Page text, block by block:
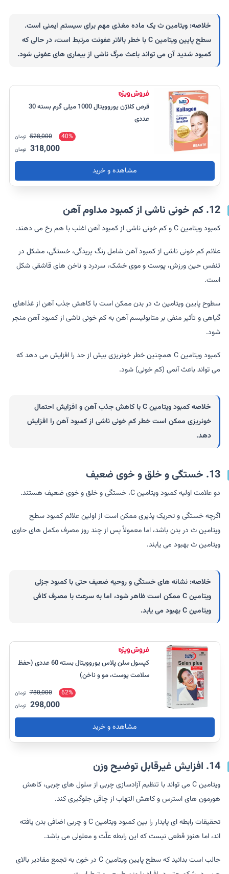
خلاصه: ویتامین ث یک ماده مغذی مهم برای سیستم ایمنی است.
سطح پایین ویتامین C با خطر بالاتر عفونت مرتبط است، در حالی که
کمبود شدید آن می تواند باعث مرگ ناشی از بیماری های عفونی شود.
قرص کلاژن یوروویتال 1000 میلی گرم بسته 30
عددی
40%
528,000 تومان
318,000 تومان
مشاهده و خرید
12. کم خونی ناشی از کمبود مداوم آهن
کمبود ویتامین C و کم خونی ناشی از کمبود آهن اغلب با هم رخ می دهند.
علائم کم خونی ناشی از کمبود آهن شامل رنگ پریدگی، خستگی، مشکل در
تنفس حین ورزش، پوست و موی خشک، سردرد و ناخن های قاشقی شکل
است.
سطوح پایین ویتامین ث در بدن ممکن است با کاهش جذب آهن از غذاهای
گیاهی و تأثیر منفی بر متابولیسم آهن به کم خونی ناشی از کمبود آهن منجر
شود.
کمبود ویتامین C همچنین خطر خونریزی بیش از حد را افزایش می دهد که
می تواند باعث آنمی (کم خونی) شود.
خلاصه
کمبود ویتامین C با کاهش جذب آهن و افزایش احتمال
خونریزی ممکن است خطر کم خونی ناشی از کمبود آهن را افزایش
دهد.
13. خستگی و خلق و خوی ضعیف
دو علامت اولیه کمبود ویتامین C، خستگی و خلق و خوی ضعیف هستند.
اگرچه خستگی و تحریک پذیری ممکن است از اولین علائم کمبود سطح
ویتامین ث در بدن باشد، اما معمولاً پس از چند روز مصرف مکمل های حاوی
ویتامین ث بهبود می یابند.
خلاصه: نشانه های خستگی و روحیه ضعیف حتی با کمبود جزئی
ویتامین C ممکن است ظاهر شود، اما به سرعت با مصرف کافی
ویتامین C بهبود می یابد.
کپسول سلن پلاس یوروویتال بسته 60 عددی (حفظ
سلامت پوست، مو و ناخن)
62%
780,000 تومان
298,000 تومان
مشاهده و خرید
14. افزایش غیرقابل توضیح وزن
ویتامین C می تواند با تنظیم آزادسازی چربی از سلول های چربی، کاهش
هورمون های استرس و کاهش التهاب از چاقی جلوگیری کند.
تحقیقات رابطه ای پایدار را بین کمبود ویتامین C و چربی اضافی بدن یافته
اند، اما هنوز قطعی نیست که این رابطه علّت و معلولی می باشد.
جالب است بدانید که سطح پایین ویتامین C در خون به تجمع مقادیر بالای